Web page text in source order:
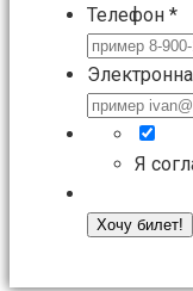
Телефон *
Я